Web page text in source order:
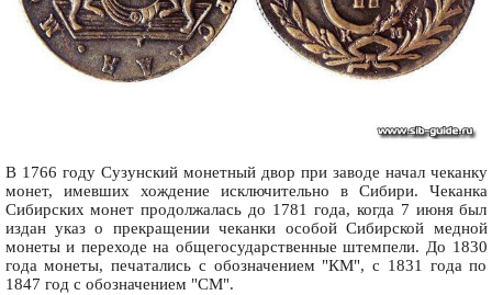
В 1766 году Сузунский монетный двор при заводе начал чеканку
монет, имевших хождение исключительно в Сибири. Чеканка
Сибирских монет продолжалась до 1781 года, когда 7 июня был
издан указ о прекращении чеканки особой Сибирской медной
монеты и переходе на общегосударственные штемпели. До 1830
года монеты, печатались с обозначением "КМ", с 1831 года по
1847 год с обозначением "СМ".